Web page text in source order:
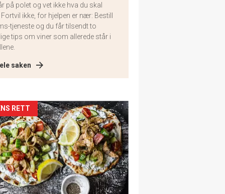
på polet og vet ikke hva du skal
Fortvil ikke, for hjelpen er nær: Bestill
tjeneste og du får tilsendt to
tips om viner som allerede står i
saken
RETT